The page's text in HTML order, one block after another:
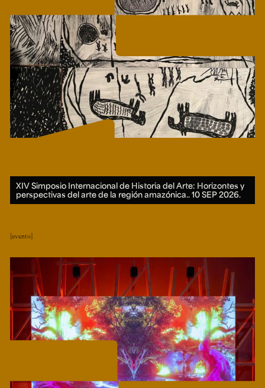
XIV Simposio Internacional de Historia del Arte: Horizontes y
perspectivas del arte de la región amazónica..10 SEP 2026.
evento